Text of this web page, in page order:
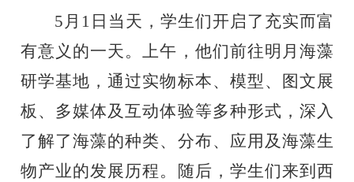
5 月 1 日当天 ，学生们开启了充实而富
有意义的一天。上午，他们前往明月海藻
研学基地，通过实物标本、模型、图文展
板、多媒体及互动体验等多种形式，深入
了解了海藻的种类、分布、应用及海藻生
物产业的发展历程。随后， 学生们来到 西